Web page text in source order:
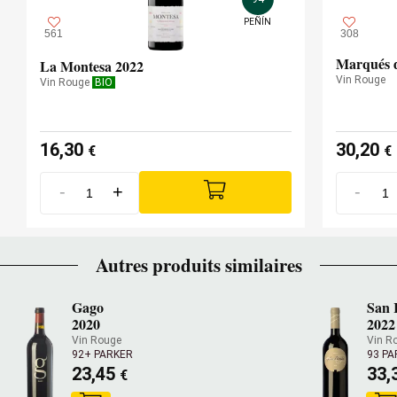
561
PEÑÍN
La Montesa 2022
Vin Rouge BIO
16,30 €
- +
308
Marqués
Vin Rouge
30,20 €
-
Autres produits similaires
Gago
2020
Vin Rouge
92+ PARKER
23,45 €
San
2022
Vin
93